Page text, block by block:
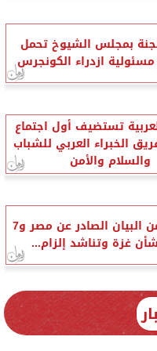
بمجلس الشيوخ تحمل
ازدراء الكونجرس
تستضيف أول اجتماع
الخبراء العربي للشباب
والسلام والأمن
حماس تثمن البيان الصادر عن مصر و7
غزة وتناشد إلزام...